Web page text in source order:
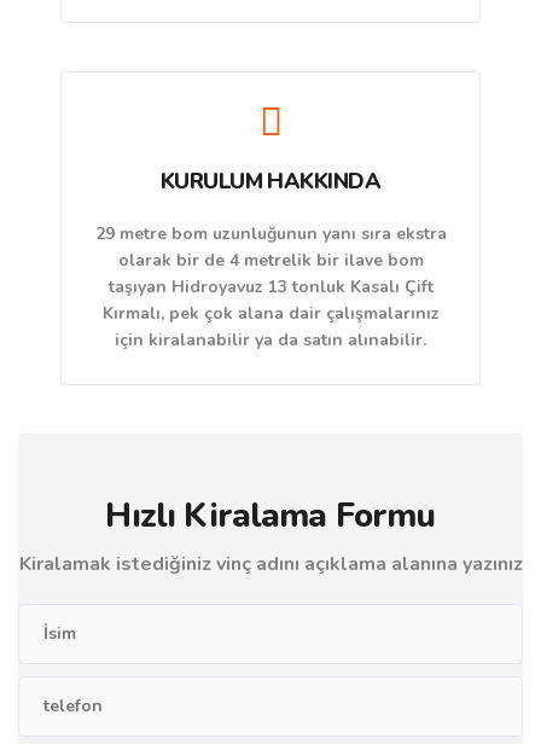
KURULUM HAKKINDA
29 metre bom uzunluğunun yanı sıra ekstra
olarak bir de 4 metrelik bir ilave bom
taşıyan Hidroyavuz 13 tonluk Kasalı Çift
Kırmalı, pek çok alana dair çalışmalarınız
için kiralanabilir ya da satın alınabilir.
Hızlı Kiralama Formu
Kiralamak istediğiniz vinç adını açıklama alanına yazınız